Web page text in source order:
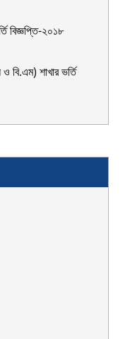
বিজ্ঞপ্তি-২০১৮
বি.এম) শাখার ভর্তি
তালিকা